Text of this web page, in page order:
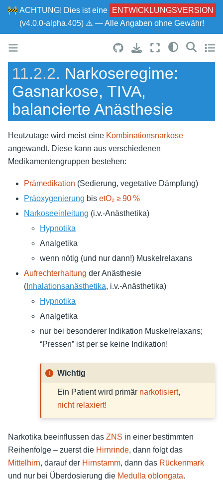
🚧 ACHTUNG! Dies ist eine
ENTWICKLUNGSVERSION
(v4.0.0-alpha.405) ⚠ — Alle Angaben ohne Gewähr!
11.2.2. Narkoseregime:
Gasnarkose, TIVA,
balancierte Anästhesie
Heutzutage wird meist eine Kombinationsnarkose
angewandt. Diese kann aus verschiedenen
Medikamentengruppen bestehen:
Prämedikation (Sedierung, vegetative Dämpfung)
Präoxygenierung bis etO₂ ≥ 90 %
Narkoseeinleitung (i.v.-Anästhetika)
Hypnotika
Analgetika
wenn nötig (und nur dann!) Muskelrelaxans
Aufrechterhaltung der Anästhesie
( Inhalationsanästhetika, i.v.-Anästhetika)
Hypnotika
Analgetika
nur bei besonderer Indikation Muskelrelaxans;
“Pressen” ist per se keine Indikation!
Wichtig
Ein Patient wird primär narkotisiert,
nicht relaxiert!
Narkotika beeinflussen das ZNS in einer bestimmten
Reihenfolge – zuerst die Hirnrinde, dann folgt das
Mittelhirn, darauf der Hirnstamm, dann das Rückenmark
und nur bei Überdosierung die Medulla oblongata.